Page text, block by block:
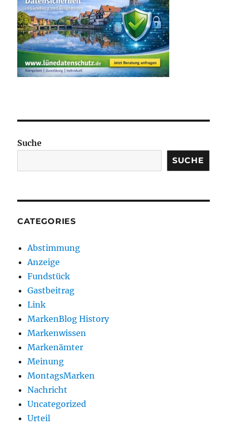
Suche
SUCHE
CATEGORIES
Abstimmung
Anzeige
Fundstück
Gastbeitrag
Link
MarkenBlog History
Markenwissen
Markenämter
Meinung
MontagsMarken
Nachricht
Uncategorized
Urteil